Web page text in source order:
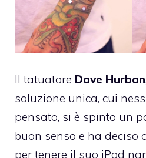
Il tatuatore Dave Hurban
soluzione unica, cui
pensato, si è spinto un
buon senso e ha deciso
per tenere il suo iPod